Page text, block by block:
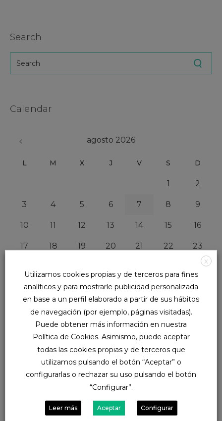
Search
Calendar
agosto 2026
L M X J V S D
1 2
3 4 5 6 7 8 9
10 11 12 13 14 15 16
17 18 19 20 21 22 23
30
31
Categories
Brecha salarial
Compensación
X
Utilizamos cookies propias y de terceros para fines
analíticos y para mostrarle publicidad personalizada
en base a un perfil elaborado a partir de sus hábitos
de navegación (por ejemplo, páginas visitadas).
Puede obtener más información en nuestra
Política de Cookies. Asimismo, puede aceptar
todas las cookies propias y de terceros que
utilizamos pulsando el botón “Aceptar” o
configurarlas o rechazar su uso pulsando el botón
“Configurar”.
Leer más Aceptar Configurar